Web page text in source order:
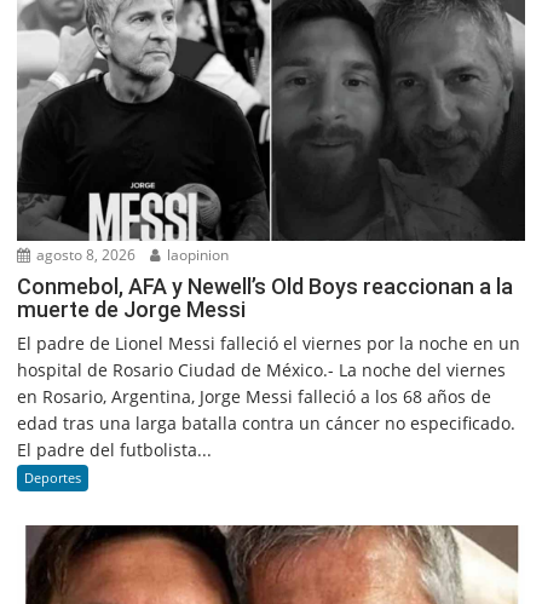
agosto 8, 2026 laopinion
Conmebol, AFA y Newell’s Old Boys reaccionan a la
muerte de Jorge Messi
El padre de Lionel Messi falleció el viernes por la noche en un
hospital de Rosario Ciudad de México.- La noche del viernes
en Rosario, Argentina, Jorge Messi falleció a los 68 años de
edad tras una larga batalla contra un cáncer no especificado.
El padre del futbolista...
Deportes